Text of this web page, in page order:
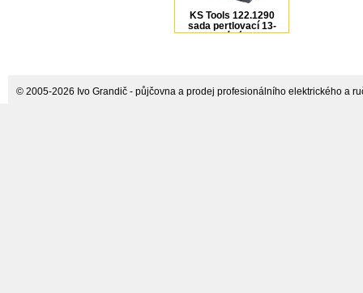
KS Tools 122.1290
sada pertlovací 13-
dílná
© 2005-2026 Ivo Grandič - půjčovna a prodej profesionálního elektrického a